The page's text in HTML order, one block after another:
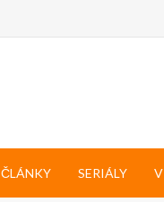
ČLÁNKY SERIÁLY